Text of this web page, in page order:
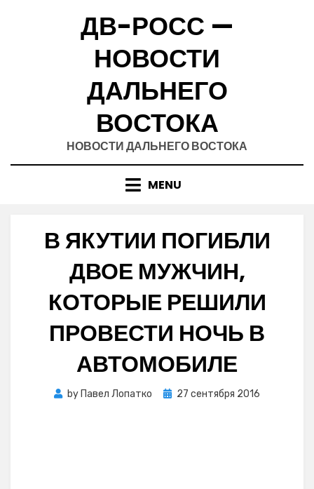
ДВ-РОСС —
НОВОСТИ
ДАЛЬНЕГО
ВОСТОКА
НОВОСТИ ДАЛЬНЕГО ВОСТОКА
MENU
В ЯКУТИИ ПОГИБЛИ
ДВОЕ МУЖЧИН,
КОТОРЫЕ РЕШИЛИ
ПРОВЕСТИ НОЧЬ В
АВТОМОБИЛЕ
by Павел Лопатко
Posted
27 сентября 2016